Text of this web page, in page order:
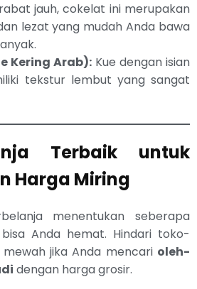
jauh, cokelat ini merupakan
lezat yang mudah Anda bawa
Kering Arab): Kue dengan isian
tekstur lembut yang sangat
Terbaik untuk
Harga Miring
menentukan seberapa
Anda hemat. Hindari toko-
jika Anda mencari oleh-
dengan harga grosir.